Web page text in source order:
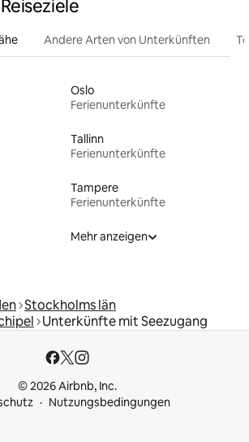
Andere Arten von Unterkünften
Oslo
Ferienunterkünfte
Tallinn
Ferienunterkünfte
Tampere
Ferienunterkünfte
Mehr anzeigen
Stockholms län
Unterkünfte mit Seezugang
© 2026 Airbnb, Inc.
Nutzungsbedingungen